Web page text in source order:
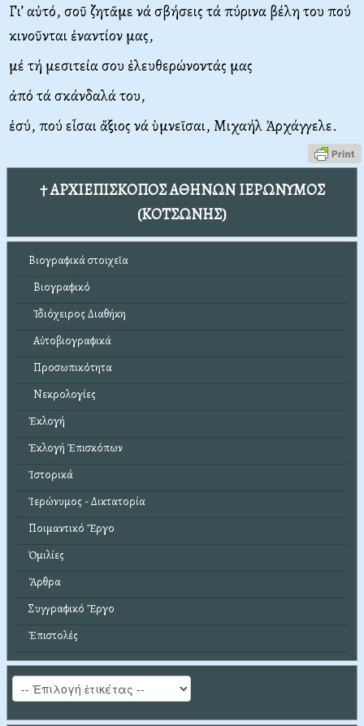
Γι’ αὐτό, σοῦ ζητᾶμε νά σβήσεις τά πύρινα βέλη του πού
κινοῦνται ἐναντίον μας,
μέ τή μεσιτεία σου ἐλευθερώνοντάς μας
ἀπό τά σκάνδαλά του,
ἐσύ, πού εἶσαι ἄξιος νά ὑμνεῖσαι, Μιχαήλ Ἀρχάγγελε.
† ΑΡΧΙΕΠΙΣΚΟΠΟΣ ΑΘΗΝΩΝ ΙΕΡΩΝΥΜΟΣ
(ΚΟΤΣΩΝΗΣ)
Βιογραφικά στοιχεῖα
Βιογραφικό
Ἰδιόχειρος Διαθήκη
Αὐτοβιογραφικά
Προσωπικότητα
Νεκρολογίες
Ἐκλογή
Ἐκλογή Ἐπισκόπων
Ἱστορικά
Ἱερώνυμος - Δικτατορία
Ποιμαντικό Ἔργο
Ὁμιλίες
Ἄρθρα
Συγγραφικό Ἔργο
Ἐπιστολές